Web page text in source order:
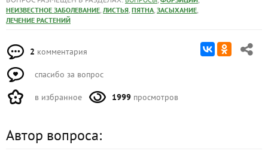
НЕИЗВЕСТНОЕ ЗАБОЛЕВАНИЕ, ЛИСТЬЯ, ПЯТНА, ЗАСЫХАНИЕ,
ЛЕЧЕНИЕ РАСТЕНИЙ
2 комментария
спасибо за вопрос
в избранное 1999 просмотров
Автор вопроса: